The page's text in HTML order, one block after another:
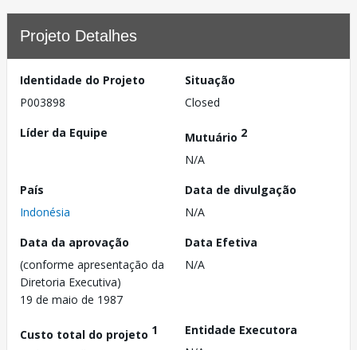
Projeto Detalhes
Identidade do Projeto
P003898
Situação
Closed
Líder da Equipe
Mutuário 2
N/A
País
Indonésia
Data de divulgação
N/A
Data da aprovação
(conforme apresentação da
Diretoria Executiva)
19 de maio de 1987
Data Efetiva
N/A
Custo total do projeto 1
Entidade Executora